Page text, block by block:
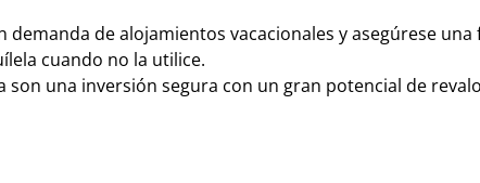
demanda de alojamientos vacacionales y asegúrese
cuando no la utilice.
son una inversión segura con un gran potencial de